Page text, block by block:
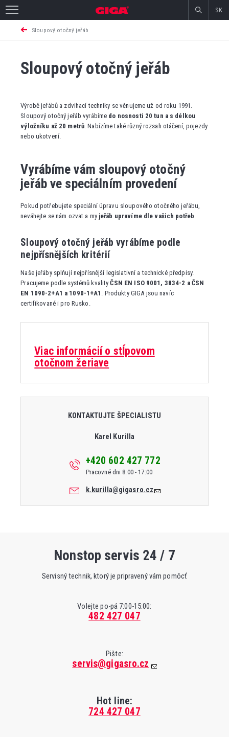
SK
Sloupový otočný jeřáb
Sloupový otočný jeřáb
Výrobě jeřábů a zdvihací techniky se věnujeme už od roku 1991.
Sloupový otočný jeřáb vyrábíme do nosnosti 20 tun a s délkou
výložníku až 20 metrů. Nabízíme také různý rozsah otáčení, pojezdy
nebo ukotvení.
Vyrábíme vám sloupový otočný
jeřáb ve speciálním provedení
Pokud potřebujete speciální úpravu sloupového otočného jeřábu,
neváhejte se nám ozvat a myjeřáb upravíme dle vašich potřeb
Sloupový otočný jeřáb vyrábíme podle
nejpřísnějších kritérií
Naše jeřáby splňují nejpřísnější legislativní a technické předpisy.
Pracujeme podle systémů kvalityČSN EN ISO 9001, 3834-2 a ČSN
EN 1090-2+A1 a 1090-1+A1 . Produkty GIGA jsou navíc
certifikované i pro Rusko.
Viac informácií o stĺpovom
otočnom žeriave
KONTAKTUJTE ŠPECIALISTU
Karel Kurilla
+420 602 427 772
Pracovné dni 8:00 - 17:00
k.kurilla@gigasro.cz
Nonstop servis 24 / 7
Servisný technik, ktorý je pripravený vám pomôcť
Volejte po-pá 7:00-15:00:
482 427 047
Pište:
servis@gigasro.cz
Hot line:
724 427 047